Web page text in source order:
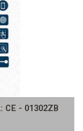
CE - 01302ZB